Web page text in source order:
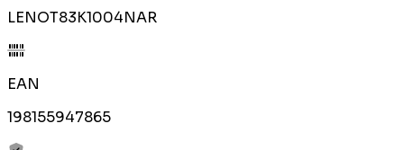
LENOT83K1004NAR
EAN
198155947865